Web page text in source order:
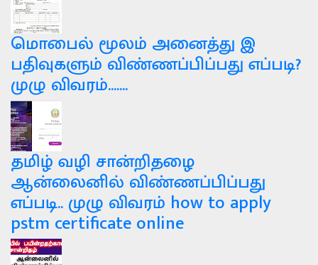
மொபைல் மூலம் அனைத்து இ
பதிவுகளும் விண்ணப்பிப்பது எப்படி?
முழு விவரம்.......
தமிழ் வழி சான்றிதழை
ஆன்லைனில் விண்ணப்பிப்பது
எப்படி.. முழு விவரம் how to apply
pstm certificate online